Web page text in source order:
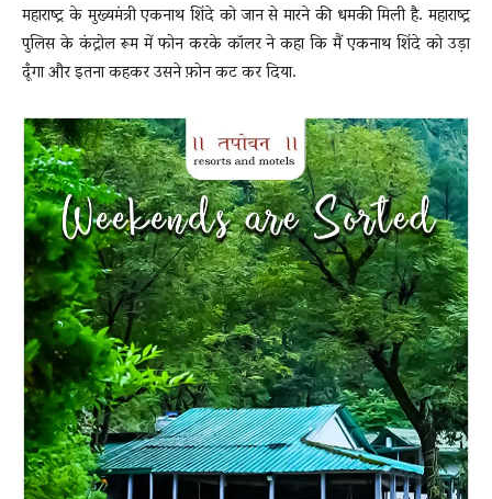
महाराष्ट्र के मुख्यमंत्री एकनाथ शिंदे को जान से मारने की धमकी मिली है. महाराष्ट्र
पुलिस के कंट्रोल रूम में फोन करके कॉलर ने कहा कि मैं एकनाथ शिंदे को उड़ा
दूँगा और इतना कहकर उसने फ़ोन कट कर दिया.